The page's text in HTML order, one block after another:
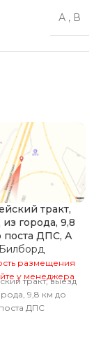
А , В
тракт,
города, 9,8
поста ДПС, А
Билборд
размещения
у менеджера
тракт, выезд
9,8 км до
поста ДПС